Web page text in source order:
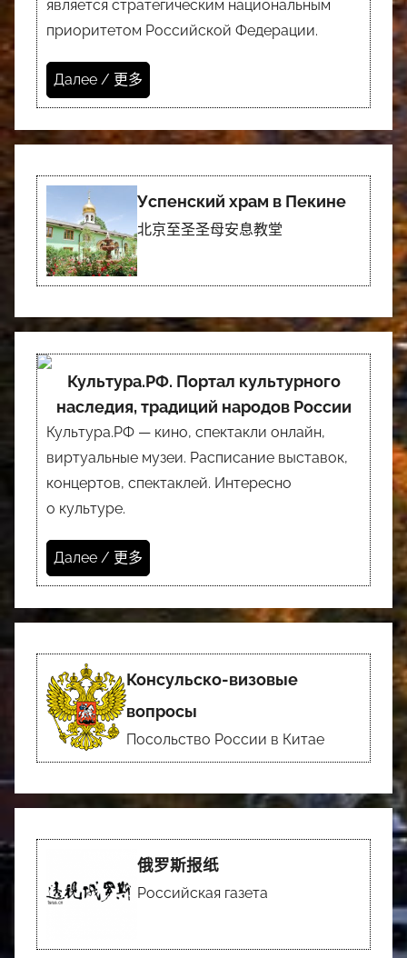
является стратегическим национальным
приоритетом Российской Федерации.
Далее / 更多
Успенский храм в Пекине
北京至圣圣母安息教堂
Культура.РФ. Портал культурного
наследия, традиций народов России
Культура.РФ — кино, спектакли онлайн,
виртуальные музеи. Расписание выставок,
концертов, спектаклей. Интересно
о культуре.
Далее / 更多
Консульско-визовые
вопросы
Посольство России в Китае
俄罗斯报纸
Российская газета